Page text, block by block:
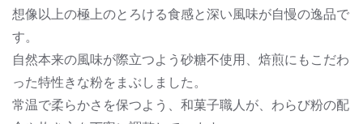
想像以上の極上のとろける食感と深い風味が自慢の逸品で
す。
自然本来の風味が際立つよう砂糖不使用、焙煎にもこだわ
った特性きな粉をまぶしました。
常温で柔らかさを保つよう、和菓子職人が、わらび粉の配